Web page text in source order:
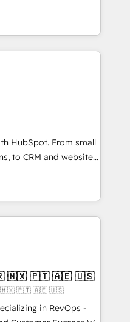
problem. Hire a
and creative
impact and
HubSpot
globally
frameworks that
integrations,
change-
With 6 key
across
like you Let’s
you’ve been
big initiative moving!
HubSpot. From small
to CRM and websites.
in every inch of
in-hand with your
and build a better
customers.
| Mkt4edu 🇧🇷 🇲🇽 🇵🇹 🇦🇪 🇺🇸
🇧🇷 🇲🇽 🇵🇹 🇦🇪 🇺🇸
in RevOps -